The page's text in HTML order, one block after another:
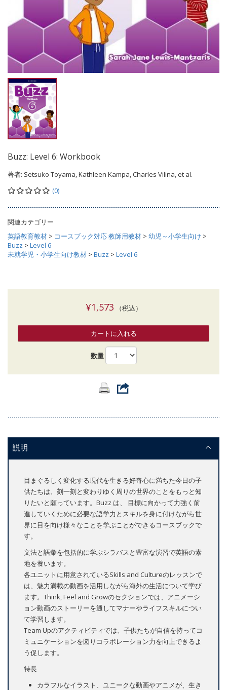
Buzz: Level 6: Workbook
著者: Setsuko Toyama, Kathleen Kampa, Charles Vilina, et al.
(0)
関連カテゴリー
英語教育教材 > コースブック対応 教師用教材 > 幼児～小学生向け >
Buzz > Level 6
未就学児・小学生向け教材 > Buzz > Level 6
¥1,573 （税込）
カートに入れる
数量
説明
目まぐるしく変化する現代を生きる好奇心に満ちた今日の子
供たちは、刻一刻と変わりゆく周りの世界のことをもっと知
りたいと願っています。Buzz は、 目標に向かって力強く前
進していくために必要な語学力とスキルを身に付けながら世
界に目を向け様々なことを学ぶことができるコースブックで
す。
文法と語彙を包括的に学ぶシラバスと豊富な演習で英語の素
地を養います。
各ユニットに用意されているSkills and Cultureのレッスンで
は、魅力満載の動画を活用しながら海外の生活について学び
ます。Think, Feel and Growのセクションでは、アニメーシ
ョン動画のストーリーを通してマナーやライフスキルについ
て学習します。
Team Upのアクティビティでは、子供たちが自信を持ってコ
ミュニケーションを図りコラボレーション力を向上できるよ
う促します。
特長
カラフルなイラスト、ユニークな動画やアニメが、生き